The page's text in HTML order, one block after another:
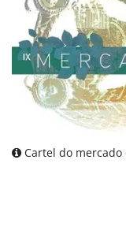
Cartel do